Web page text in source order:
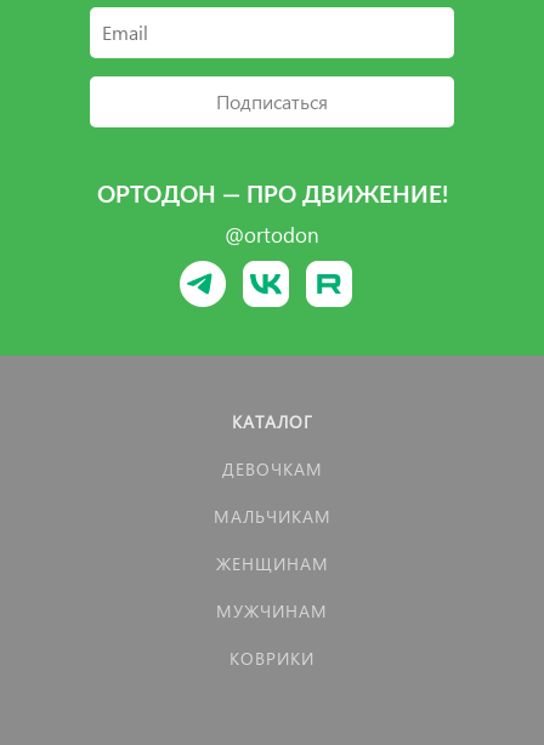
Подписаться
ОРТОДОН — ПРО ДВИЖЕНИЕ!
@ortodon
КАТАЛОГ
ДЕВОЧКАМ
МАЛЬЧИКАМ
ЖЕНЩИНАМ
МУЖЧИНАМ
КОВРИКИ